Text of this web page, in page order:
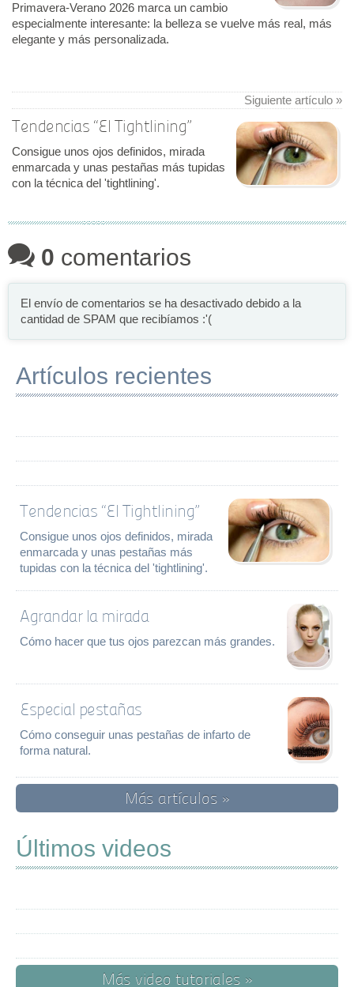
Primavera-Verano 2026 marca un cambio
especialmente interesante: la belleza se vuelve más real, más
elegante y más personalizada.
Siguiente artículo »
Tendencias “El Tightlining”
Consigue unos ojos definidos, mirada
enmarcada y unas pestañas más tupidas
con la técnica del 'tightlining'.
0 comentarios
El envío de comentarios se ha desactivado debido a la
cantidad de SPAM que recibíamos :'(
Artículos recientes
Tendencias “El Tightlining”
Consigue unos ojos definidos, mirada
enmarcada y unas pestañas más
tupidas con la técnica del 'tightlining'.
Agrandar la mirada
Cómo hacer que tus ojos parezcan más grandes.
Especial pestañas
Cómo conseguir unas pestañas de infarto de
forma natural.
Más artículos »
Últimos videos
Más video tutoriales »